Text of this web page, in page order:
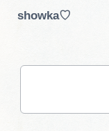
showka♡